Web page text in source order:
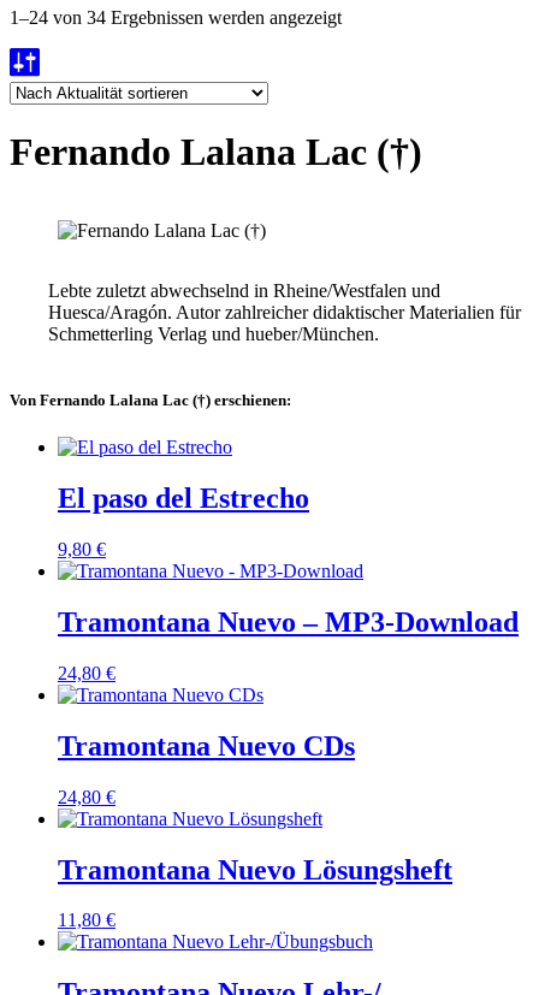
1–24 von 34 Ergebnissen werden angezeigtNach
Fernando Lalana Lac (†)
Lebte zuletzt abwechselnd in Rheine/Westfalen und
Huesca/Aragón. Autor zahlreicher didaktischer Materialien für
Schmetterling Verlag und hueber/München.
Von Fernando Lalana Lac (†) erschienen:
El paso del Estrecho
9,80 €
Tramontana Nuevo – MP3-Download
24,80 €
Tramontana Nuevo CDs
24,80 €
Tramontana Nuevo Lösungsheft
11,80 €